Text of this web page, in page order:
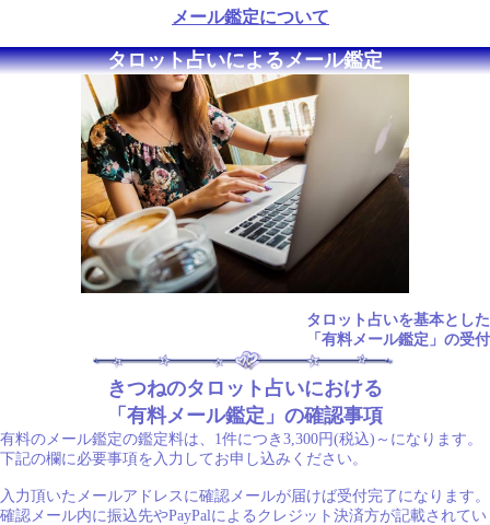
メール鑑定について
タロット占いによるメール鑑定
タロット占いを基本とした
「有料メール鑑定」の受付
きつねのタロット占いにおける
「有料メール鑑定」の確認事項
有料のメール鑑定の鑑定料は、1件につき3,300円(税込)～になります。
下記の欄に必要事項を入力してお申し込みください。
入力頂いたメールアドレスに確認メールが届けば受付完了になります。
確認メール内に振込先やPayPalによるクレジット決済方が記載されてい